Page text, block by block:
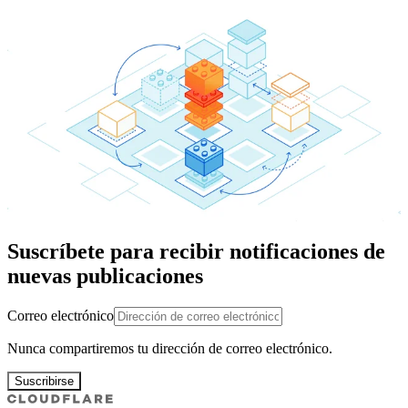
Suscríbete para recibir notificaciones de
nuevas publicaciones
Correo electrónico
Nunca compartiremos tu dirección de correo electrónico.
Suscribirse